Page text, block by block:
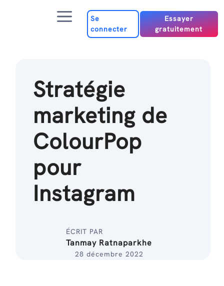
Menu
Se
connecter
Essayer
gratuitement
Stratégie
marketing de
ColourPop
pour
Instagram
ÉCRIT PAR
Tanmay Ratnaparkhe
28 décembre 2022